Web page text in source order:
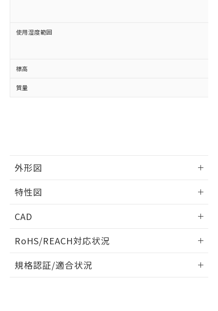
使用湿度範囲
標高
質量
外形図
外形図
特性図
電気的耐久性曲線
CAD
ドすることができます。
ログイン/会員登録
RoHS/REACH対応状況
EU RoHS 注意事項・凡例
規格認証/適合状況